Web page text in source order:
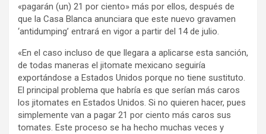
«pagarán (un) 21 por ciento» más por ellos, después de
que la Casa Blanca anunciara que este nuevo gravamen
‘antidumping’ entrará en vigor a partir del 14 de julio.
«En el caso incluso de que llegara a aplicarse esta sanción,
de todas maneras el jitomate mexicano seguiría
exportándose a Estados Unidos porque no tiene sustituto.
El principal problema que habría es que serían más caros
los jitomates en Estados Unidos. Si no quieren hacer, pues
simplemente van a pagar 21 por ciento más caros sus
tomates. Este proceso se ha hecho muchas veces y